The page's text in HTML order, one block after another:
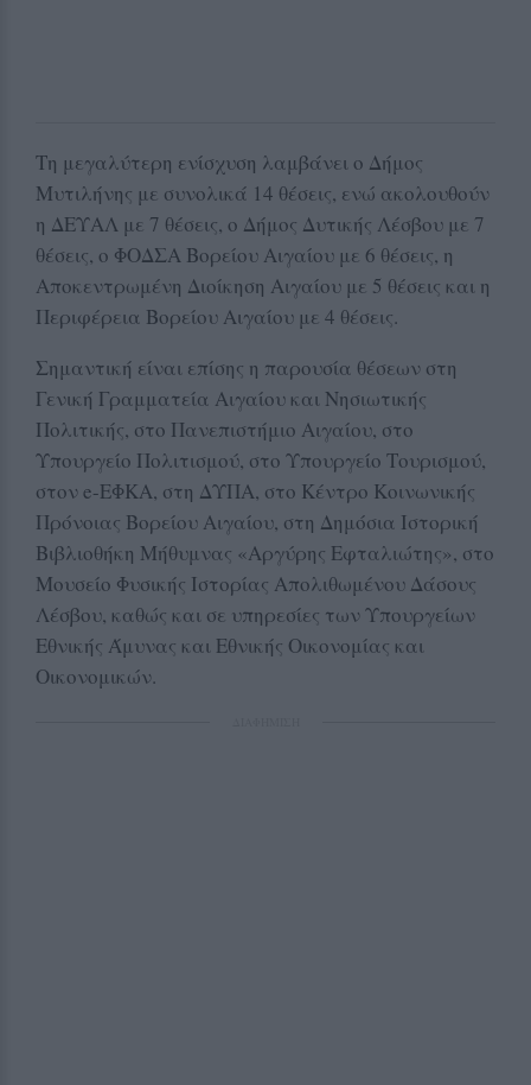
Τη μεγαλύτερη ενίσχυση λαμβάνει ο Δήμος
Μυτιλήνης με συνολικά 14 θέσεις, ενώ ακολουθούν
η ΔΕΥΑΛ με 7 θέσεις, ο Δήμος Δυτικής Λέσβου με 7
θέσεις, ο ΦΟΔΣΑ Βορείου Αιγαίου με 6 θέσεις, η
Αποκεντρωμένη Διοίκηση Αιγαίου με 5 θέσεις και η
Περιφέρεια Βορείου Αιγαίου με 4 θέσεις.
Σημαντική είναι επίσης η παρουσία θέσεων στη
Γενική Γραμματεία Αιγαίου και Νησιωτικής
Πολιτικής, στο Πανεπιστήμιο Αιγαίου, στο
Υπουργείο Πολιτισμού, στο Υπουργείο Τουρισμού,
στον e-ΕΦΚΑ, στη ΔΥΠΑ, στο Κέντρο Κοινωνικής
Πρόνοιας Βορείου Αιγαίου, στη Δημόσια Ιστορική
Βιβλιοθήκη Μήθυμνας «Αργύρης Εφταλιώτης», στο
Μουσείο Φυσικής Ιστορίας Απολιθωμένου Δάσους
Λέσβου, καθώς και σε υπηρεσίες των Υπουργείων
Εθνικής Άμυνας και Εθνικής Οικονομίας και
Οικονομικών.